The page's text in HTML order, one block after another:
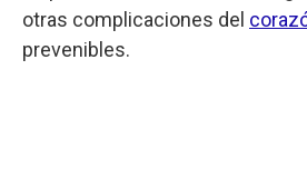
otras complicaciones del
prevenibles.